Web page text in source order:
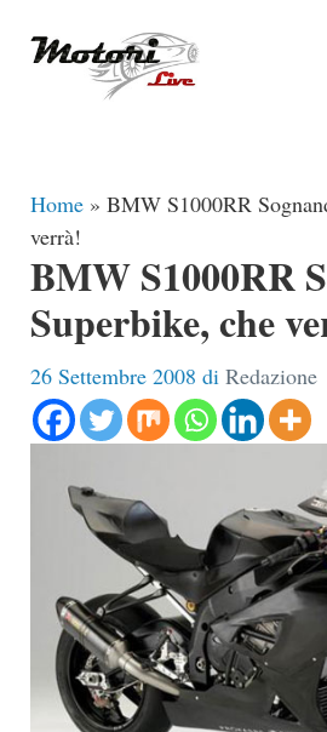
Home » BMW S1000RR
verrà!
BMW S1000RR
Superbike, che
26 Settembre 2008 di Redazione